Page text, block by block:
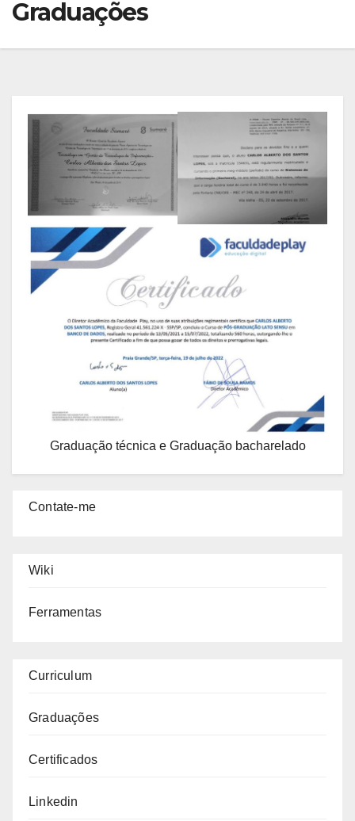
Graduações
Graduação técnica e Graduação bacharelado
Contate-me
Wiki
Ferramentas
Curriculum
Graduações
Certificados
Linkedin